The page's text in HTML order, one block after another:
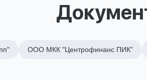
ООО МКК "Центрофинанс ПИК"